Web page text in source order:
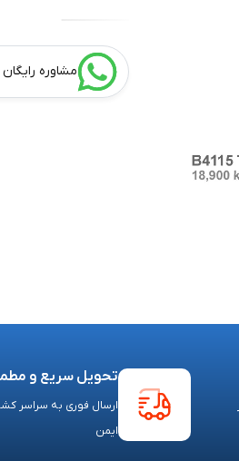
مشاوره
تحویل سریع و
ارسال فوری به سراسر
ایمن